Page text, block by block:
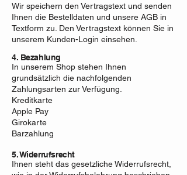
Wir speichern den Vertragstext und senden
Ihnen die Bestelldaten und unsere AGB in
Textform zu. Den Vertragstext können Sie in
unserem Kunden-Login einsehen.
4. Bezahlung
In unserem Shop stehen Ihnen
grundsätzlich die nachfolgenden
Zahlungsarten zur Verfügung.
Kreditkarte
Apple Pay
Girokarte
Barzahlung
5. Widerrufsrecht
Ihnen steht das gesetzliche Widerrufsrecht,